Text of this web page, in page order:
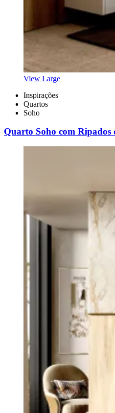
View Large
Inspirações
Quartos
Soho
Quarto Soho com Ripados